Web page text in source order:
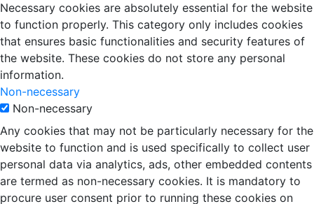
Necessary cookies are absolutely essential for the website
to function properly. This category only includes cookies
that ensures basic functionalities and security features of
the website. These cookies do not store any personal
information.
Non-necessary
Non-necessary
Any cookies that may not be particularly necessary for the
website to function and is used specifically to collect user
personal data via analytics, ads, other embedded contents
are termed as non-necessary cookies. It is mandatory to
procure user consent prior to running these cookies on